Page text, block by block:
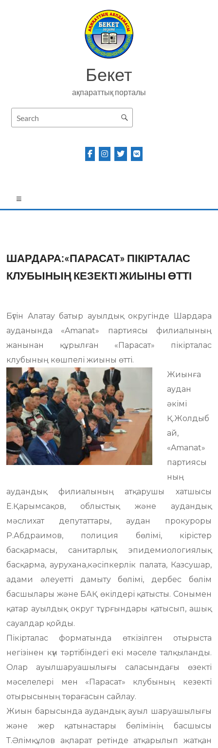
Бекет
ақпараттық порталы
ШАРДАРА:«ПАРАСАТ» ПІКІРТАЛАС
КЛУБЫНЫҢ КЕЗЕКТІ ЖИЫНЫ ӨТТІ
Бүгін Алатау батыр ауылдық округінде Шардара
ауданында «Amanat» партиясы филиалының
жанынан құрылған «Парасат» пікірталас
клубының көшпелі жиыны өтті.
Жиынға
аудан
әкімі
Қ.Жолдыб
ай,
«Amanat»
партиясы
ның
аудандық филиалының атқарушы хатшысы
Е.Қарымсақов, облыстық және аудандық
мәслихат депутаттары, аудан прокуроры
Р.Абдраимов, полиция бөлімі, кірістер
басқармасы, санитарлық эпидемиологиялық
басқарма, аурухана,кәсіпкерлік палата, Казсушар,
адами әлеуетті дамыту бөлімі, дербес бөлім
басшылары және БАҚ өкілдері қатысты. Сонымен
қатар ауылдық округ тұрғындары қатысып, ашық
сауалдар қойды.
Пікірталас форматында өткізілген отырыста
негізінен күн тәртібіндегі екі мәселе талқыланды.
Олар ауылшаруашылығы саласындағы өзекті
мәселелері мен «Парасат» клубының кезекті
отырысының төрағасын сайлау.
Жиын барысында аудандық ауыл шаруашылығы
және жер қатынастары бөлімінің басшысы
Т.Әлімқұлов ақпарат ретінде атқарылып жатқан